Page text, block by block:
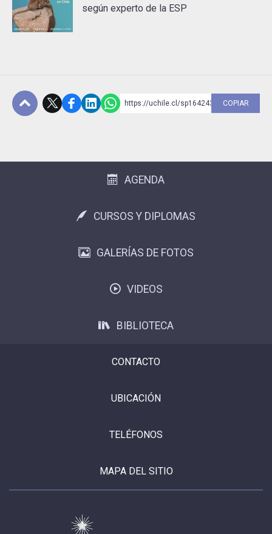
según experto de la ESP
https://uchile.cl/sp164243 COPIAR
AGENDA
CURSOS Y DIPLOMAS
GALERÍAS DE FOTOS
VIDEOS
BIBLIOTECA
CONTACTO
UBICACIÓN
TELÉFONOS
MAPA DEL SITIO